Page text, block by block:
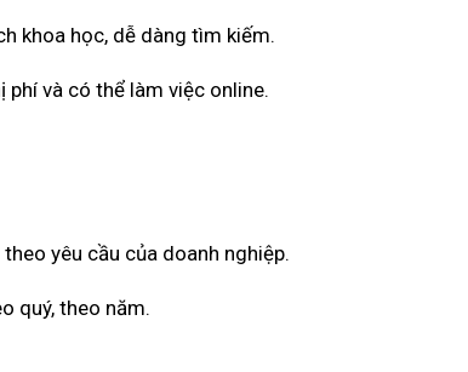
khoa học, dễ dàng tìm kiếm.
và có thể làm việc online.
yêu cầu của doanh nghiệp.
quý, theo năm.